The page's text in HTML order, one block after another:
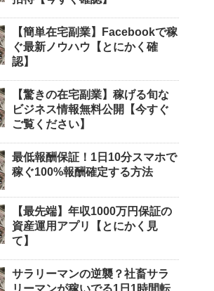
【簡単在宅副業】Facebookで稼
ぐ最新ノウハウ【とにかく確
認】
【驚きの在宅副業】稼げる旬な
ビジネス情報無料公開【今すぐ
ご覧ください】
最低報酬保証！1日10分スマホで
稼ぐ100%報酬確定する方法
【最先端】年収1000万円保証の
資産運用アプリ【とにかく見
て】
サラリーマンの逆襲？社畜サラ
リーマンが稼いでる1日1時間転